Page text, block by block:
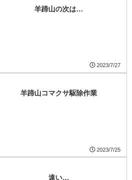
羊蹄山の次は…
2023/7/27
羊蹄山コマクサ駆除作業
2023/7/25
遠い…